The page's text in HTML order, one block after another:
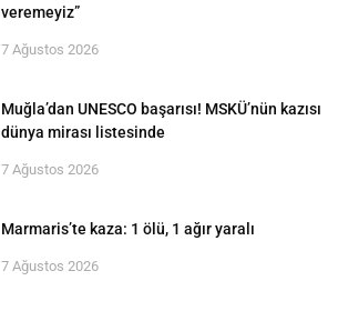
veremeyiz”
7 Ağustos 2026
Muğla’dan UNESCO başarısı! MSKÜ’nün kazısı
dünya mirası listesinde
7 Ağustos 2026
Marmaris’te kaza: 1 ölü, 1 ağır yaralı
7 Ağustos 2026